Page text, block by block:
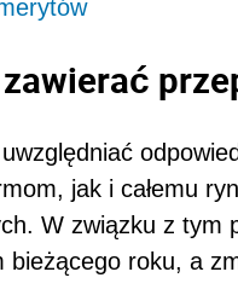
jak i całemu
W związku z tym
bieżącego roku, a